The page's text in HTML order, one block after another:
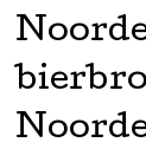
Skip to content